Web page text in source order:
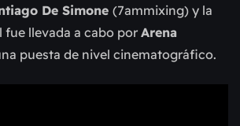
De Simone (7ammixing) y la
fue llevada a cabo por Arena
puesta de nivel cinematográfico.